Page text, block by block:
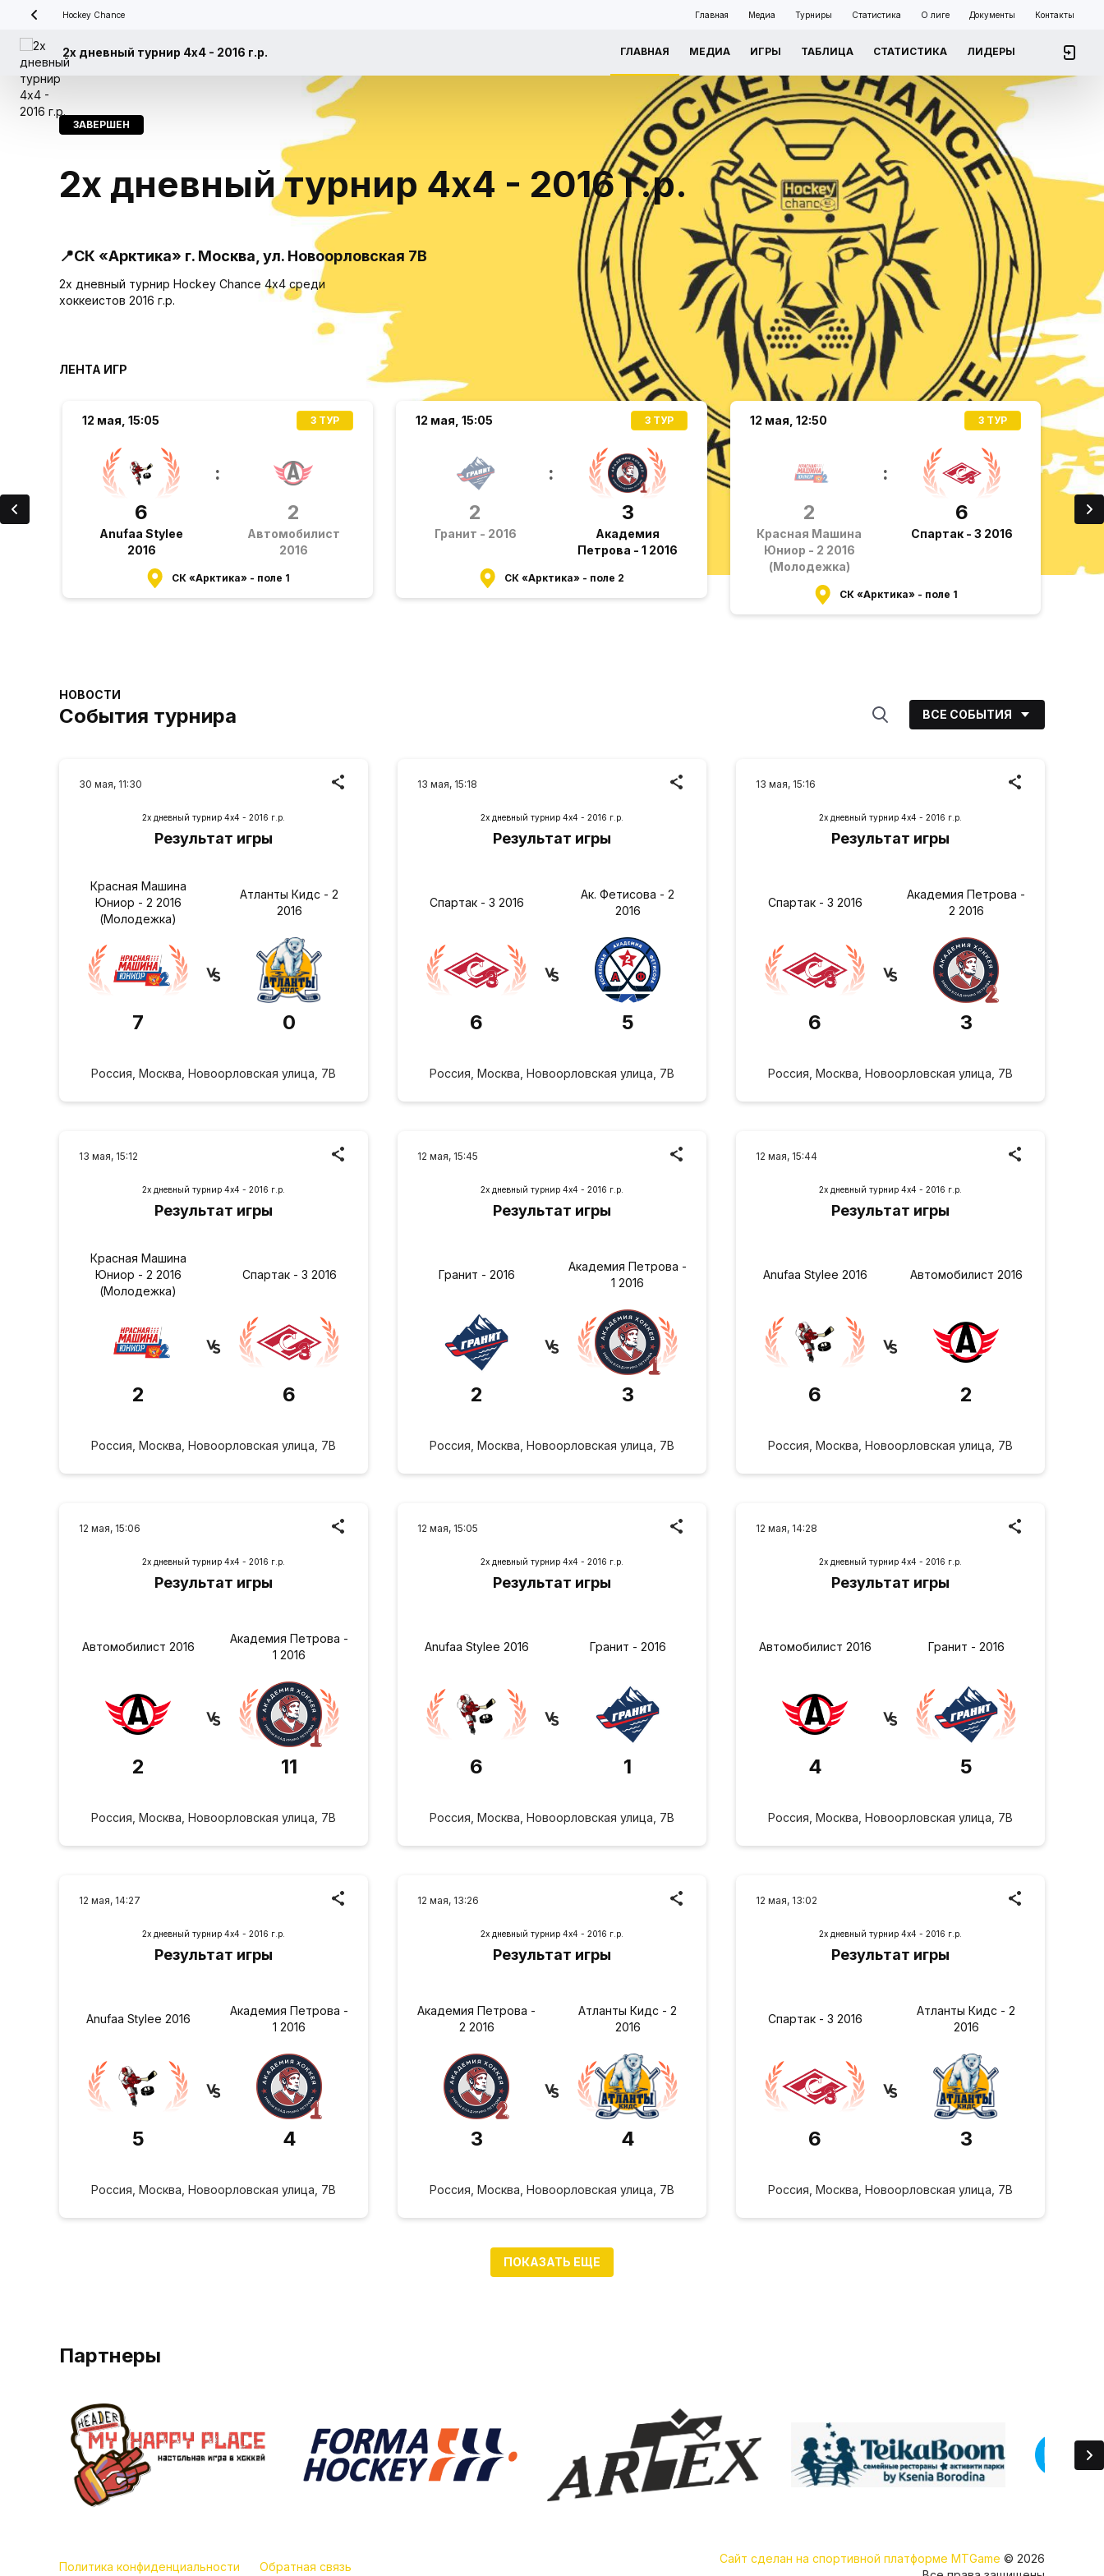
Hockey Chance Главная Медиа Турниры Статистика О лиге Документы Контакты
2х дневный турнир 4х4 - 2016 г.р. ГЛАВНАЯ МЕДИА ИГРЫ ТАБЛИЦА СТАТИСТИКА ЛИДЕРЫ
ЗАВЕРШЕН
2х дневный турнир 4х4 - 2016 г.р.
📍СК «Арктика» г. Москва, ул. Новоорловская 7В
2х дневный турнир Hockey Chance 4х4 среди
хоккеистов 2016 г.р.
ЛЕНТА ИГР
12 мая, 15:05 3 ТУР
6
Anufaa Stylee
2016
:
2
Автомобилист
2016
СК «Арктика» - поле 1
12 мая,15:05 3 ТУР
2
Гранит - 2016
:
3
Академия
Петрова - 1 2016
СК «Арктика» - поле 2
12 мая, 12:50 3 ТУР
2
Красная Машина
Юниор - 2 2016
(Молодежка)
:
6
Спартак - 3 2016
СК «Арктика» - поле 1
НОВОСТИ
События турнира ВСЕ СОБЫТИЯ
30 мая, 11:30
2х дневный турнир 4х4 - 2016 г.р.
Результат игры
Красная Машина
Юниор - 2 2016
(Молодежка)
7
Атланты Кидс - 2
2016
0
Россия, Москва, Новоорловская улица, 7В
13 мая, 15:18
2х дневный турнир 4х4 - 2016 г.р.
Результат игры
Спартак - 3 2016
6
Ак. Фетисова - 2
2016
5
Россия, Москва, Новоорловская улица, 7В
13 мая, 15:16
2х дневный турнир 4х4 - 2016 г.р.
Результат игры
Спартак - 3 2016
6
Академия Петрова -
2 2016
3
Россия, Москва, Новоорловская улица, 7В
13 мая, 15:12
2х дневный турнир 4х4 - 2016 г.р.
Результат игры
Красная Машина
Юниор - 2 2016
(Молодежка)
2
Спартак - 3 2016
6
Россия, Москва, Новоорловская улица, 7В
12 мая, 15:45
2х дневный турнир 4х4 - 2016 г.р.
Результат игры
Гранит - 2016
2
Академия Петрова -
1 2016
3
Россия, Москва, Новоорловская улица, 7В
12 мая, 15:44
2х дневный турнир 4х4 - 2016 г.р.
Результат игры
Anufaa Stylee 2016
6
Автомобилист 2016
2
Россия, Москва, Новоорловская улица, 7В
12 мая, 15:06
2х дневный турнир 4х4 - 2016 г.р.
Результат игры
Автомобилист 2016
2
Академия Петрова -
1 2016
11
Россия, Москва, Новоорловская улица, 7В
12 мая, 15:05
2х дневный турнир 4х4 - 2016 г.р.
Результат игры
Anufaa Stylee 2016
6
Гранит - 2016
1
Россия, Москва, Новоорловская улица, 7В
12 мая, 14:28
2х дневный турнир 4х4 - 2016 г.р.
Результат игры
Автомобилист 2016
4
Гранит - 2016
5
Россия, Москва, Новоорловская улица, 7В
12 мая, 14:27
2х дневный турнир 4х4 - 2016 г.р.
Результат игры
Anufaa Stylee 2016
5
Академия Петрова -
1 2016
4
Россия, Москва, Новоорловская улица, 7В
12 мая, 13:26
2х дневный турнир 4х4 - 2016 г.р.
Результат игры
Академия Петрова -
2 2016
3
Атланты Кидс - 2
2016
4
Россия, Москва, Новоорловская улица, 7В
12 мая, 13:02
2х дневный турнир 4х4 - 2016 г.р.
Результат игры
Спартак - 3 2016
6
Атланты Кидс - 2
2016
3
Россия, Москва, Новоорловская улица, 7В
ПОКАЗАТЬ ЕЩЕ
Партнеры
Политика конфиденциальности Обратная связь
Сайт сделан на спортивной платформе MTGame © 2026